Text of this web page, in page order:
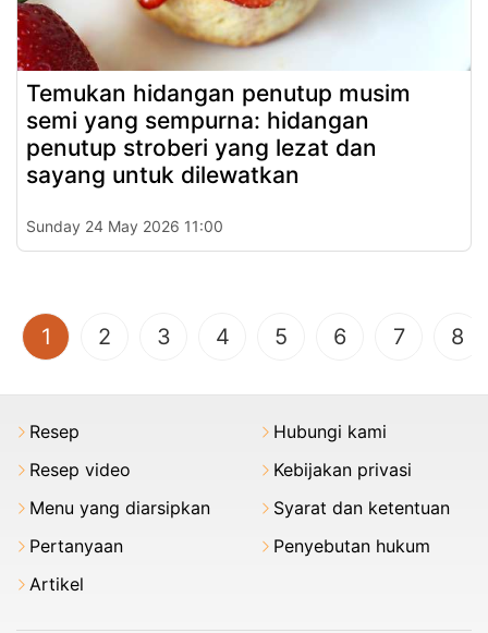
Temukan hidangan penutup musim
semi yang sempurna: hidangan
penutup stroberi yang lezat dan
sayang untuk dilewatkan
Sunday 24 May 2026 11:00
1 (current)
2 3 4 5 6 7 8
Resep
Resep video
Menu yang diarsipkan
Pertanyaan
Artikel
Hubungi kami
Kebijakan privasi
Syarat dan ketentuan
Penyebutan hukum